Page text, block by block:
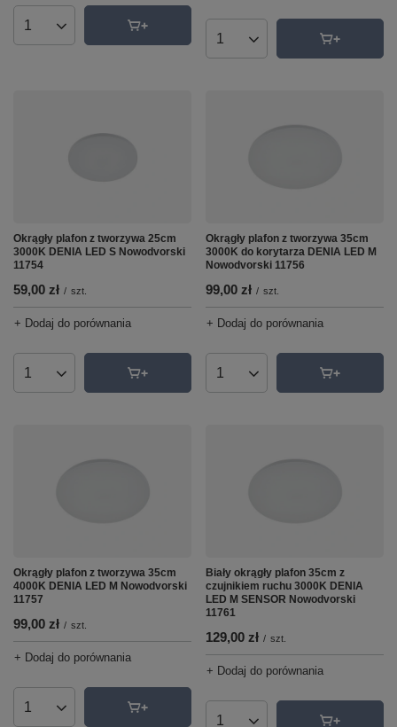
Ilość produktów
Ilość produktów
Okrągły plafon z tworzywa 25cm
3000K DENIA LED S Nowodvorski
11754
59,00 zł / szt.
+ Dodaj do porównania
Ilość produktów
Okrągły plafon z tworzywa 35cm
3000K do korytarza DENIA LED M
Nowodvorski 11756
99,00 zł / szt.
+ Dodaj do porównania
Ilość produktów
Okrągły plafon z tworzywa 35cm
4000K DENIA LED M Nowodvorski
11757
99,00 zł / szt.
+ Dodaj do porównania
Ilość produktów
Biały okrągły plafon 35cm z
czujnikiem ruchu 3000K DENIA
LED M SENSOR Nowodvorski
11761
129,00 zł / szt.
+ Dodaj do porównania